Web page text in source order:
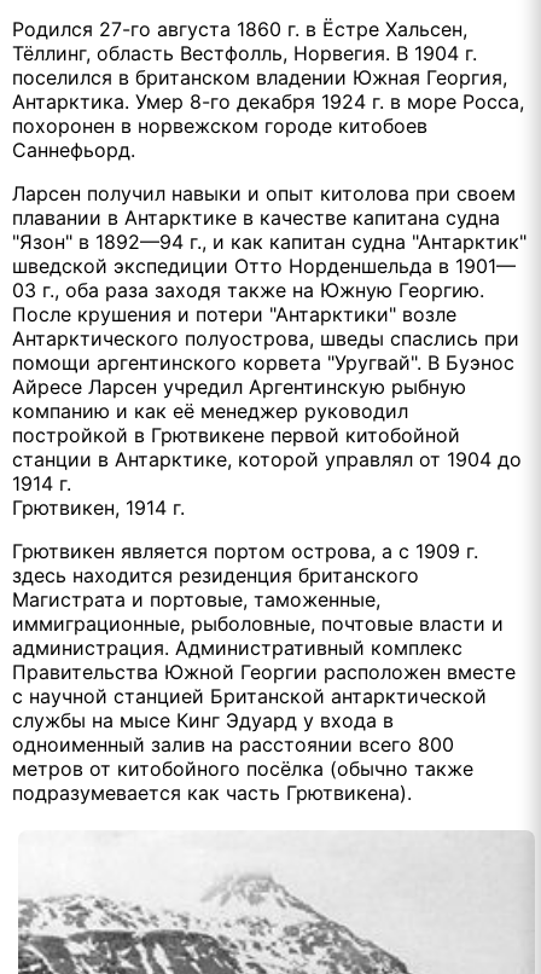
Родился 27-го августа 1860 г. в Ёстре Хальсен,
Тёллинг, область Вестфолль, Норвегия. В 1904 г.
поселился в британском владении Южная Георгия,
Антарктика. Умер 8-го декабря 1924 г. в море Росса,
похоронен в норвежском городе китобоев
Саннефьорд.
Ларсен получил навыки и опыт китолова при своем
плавании в Антарктике в качестве капитана судна
"Язон" в 1892—94 г., и как капитан судна "Антарктик"
шведской экспедиции Отто Норденшельда в 1901—
03 г., оба раза заходя также на Южную Георгию.
После крушения и потери "Антарктики" возле
Антарктического полуострова, шведы спаслись при
помощи аргентинского корвета "Уругвай". В Буэнос
Айресе Ларсен учредил Аргентинскую рыбную
компанию и как её менеджер руководил
постройкой в Грютвикене первой китобойной
станции в Антарктике, которой управлял от 1904 до
1914 г.
Грютвикен, 1914 г.
Грютвикен является портом острова, а с 1909 г.
здесь находится резиденция британского
Магистрата и портовые, таможенные,
иммиграционные, рыболовные, почтовые власти и
администрация. Административный комплекс
Правительства Южной Георгии расположен вместе
с научной станцией Британской антарктической
службы на мысе Кинг Эдуард у входа в
одноименный залив на расстоянии всего 800
метров от китобойного посёлка (обычно также
подразумевается как часть Грютвикена).